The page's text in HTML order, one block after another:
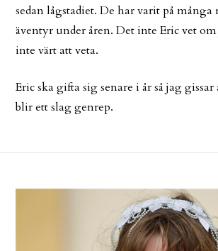
sedan lågstadiet. De har varit på många
äventyr under åren. Det inte Eric vet
inte värt att veta.
Eric ska gifta sig senare i år så jag
blir ett slag genrep.